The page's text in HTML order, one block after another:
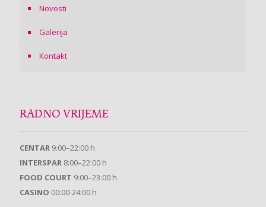
Novosti
Galerija
Kontakt
RADNO VRIJEME
CENTAR 9:00–22:00 h
INTERSPAR 8:00–22:00 h
FOOD COURT 9:00–23:00 h
CASINO 00:00-24:00 h